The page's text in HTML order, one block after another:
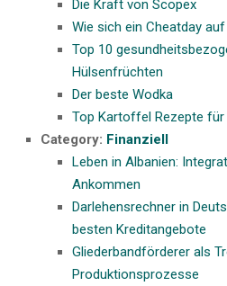
Die Kraft von Scopex
Wie sich ein Cheatday
Top 10
Hülsenfrüchten
Der beste Wodka
Top Kartoffel Rezepte
Category: Finanziell
Leben in Albanien:
Ankommen
Darlehensrechner in
besten Kreditangebote
Gliederbandförderer als
Produktionsprozesse